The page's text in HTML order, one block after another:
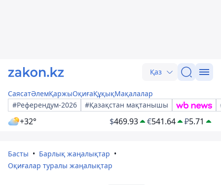
Қаз
СаясатӘлемҚаржыОқиғаҚұқықМақалалар
#Референдум-2026
#Қазақстан мақтанышы
+32° $469.93 €541.64 ₽5.71
Басты
Барлық жаңалықтар
Оқиғалар туралы жаңалықтар